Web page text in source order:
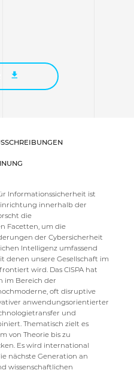
Informationssicherheit ist
innerhalb der
die
Facetten, um die
der Cybersicherheit
Intelligenz umfassend
denen unsere Gesellschaft im
wird. Das CISPA hat
im Bereich der
oft disruptive
anwendungsorientierter
und
Thematisch zielt es
von Theorie bis zu
Es wird international
nächste Generation an
wissenschaftlichen